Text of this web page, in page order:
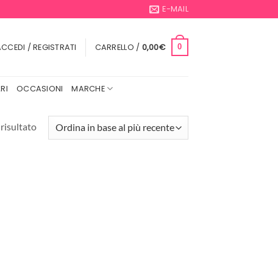
E-MAIL
/ REGISTRATI CARRELLO / 0,00€ 0
OCCASIONI MARCHE
risultato